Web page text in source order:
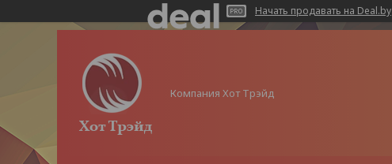
Начать продавать на Deal.by
Компания Хот Трэйд